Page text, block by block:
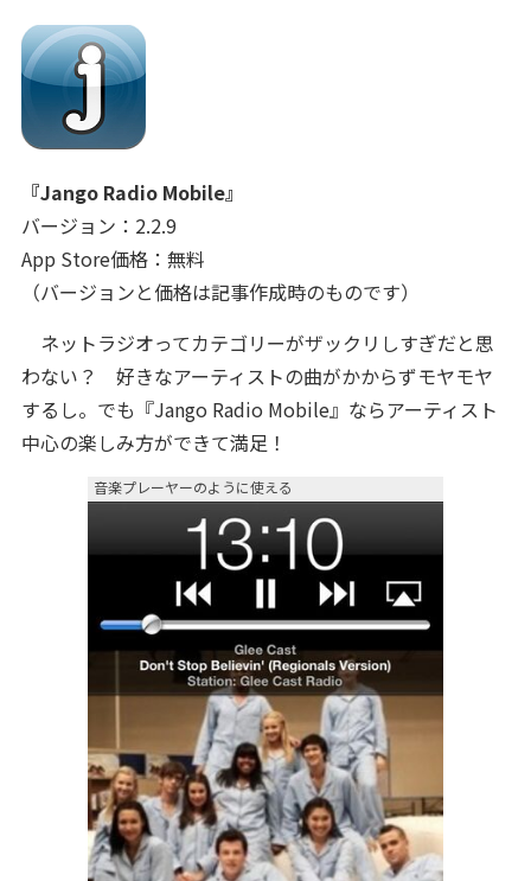
『Jango Radio Mobile』
バージョン：2.2.9
App Store価格：無料
（バージョンと価格は記事作成時のものです）
ネットラジオってカテゴリーがザックリしすぎだと思
わない？ 好きなアーティストの曲がかからずモヤモヤ
するし。でも『Jango Radio Mobile』ならアーティスト
中心の楽しみ方ができて満足！
音楽プレーヤーのように使える